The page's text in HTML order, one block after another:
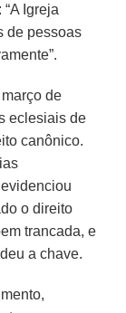
Igreja
de pessoas
de
eclesiais de
canônico.
o direito
trancada, e
a chave.